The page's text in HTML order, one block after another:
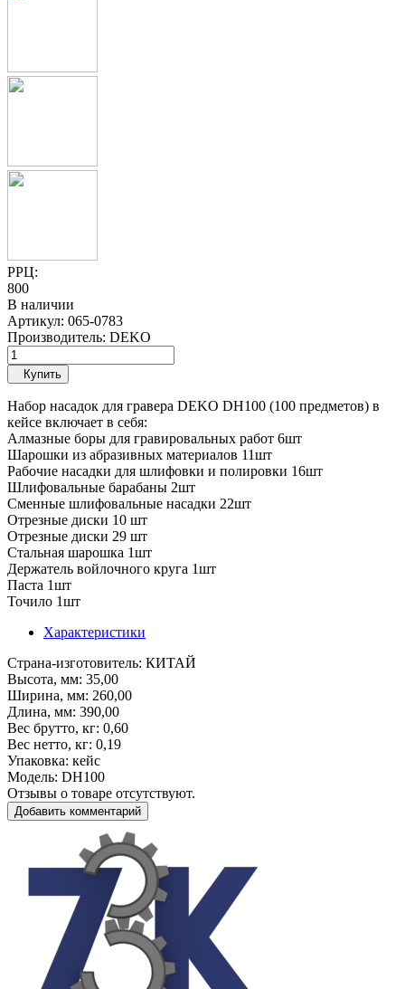
РРЦ:
800
В наличии
Артикул: 065-0783
Производитель: DEKO
Купить
Набор насадок для гравера DEKO DH100 (100 предметов) в
кейсе включает в себя:
Алмазные боры для гравировальных работ 6шт
Шарошки из абразивных материалов 11шт
Рабочие насадки для шлифовки и полировки 16шт
Шлифовальные барабаны 2шт
Сменные шлифовальные насадки 22шт
Отрезные диски 10 шт
Отрезные диски 29 шт
Стальная шарошка 1шт
Держатель войлочного круга 1шт
Паста 1шт
Точило 1шт
Характеристики
Страна-изготовитель: КИТАЙ
Высота, мм: 35,00
Ширина, мм: 260,00
Длина, мм: 390,00
Вес брутто, кг: 0,60
Вес нетто, кг: 0,19
Упаковка: кейс
Модель: DH100
Отзывы о товаре отсутствуют.
Добавить комментарий